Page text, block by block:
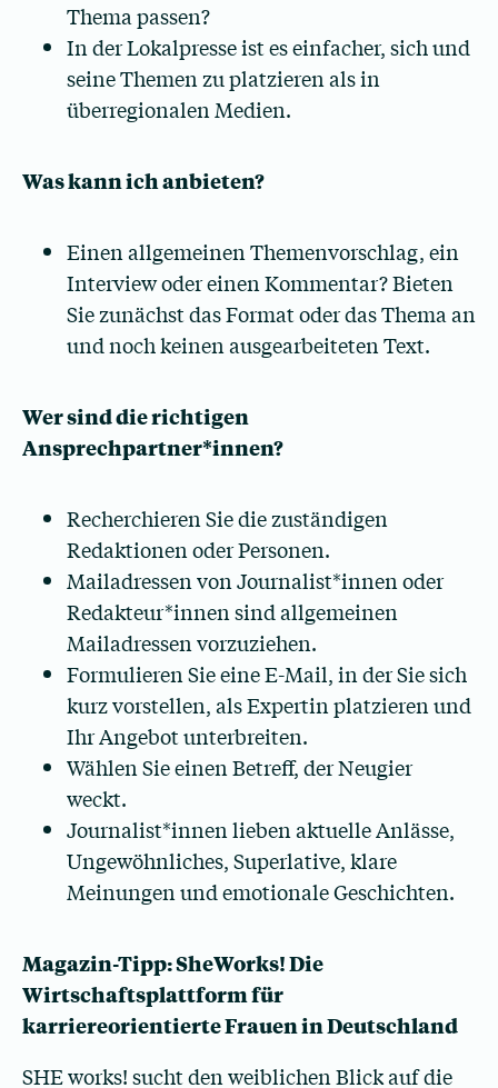
Thema passen?
In der Lokalpresse ist es einfacher, sich und
seine Themen zu platzieren als in
überregionalen Medien.
Was kann ich anbieten?
Einen allgemeinen Themenvorschlag, ein
Interview oder einen Kommentar? Bieten
Sie zunächst das Format oder das Thema an
und noch keinen ausgearbeiteten Text.
Wer sind die richtigen
Ansprechpartner*innen?
Recherchieren Sie die zuständigen
Redaktionen oder Personen.
Mailadressen von Journalist*innen oder
Redakteur*innen sind allgemeinen
Mailadressen vorzuziehen.
Formulieren Sie eine E-Mail, in der Sie sich
kurz vorstellen, als Expertin platzieren und
Ihr Angebot unterbreiten.
Wählen Sie einen Betreff, der Neugier
weckt.
Journalist*innen lieben aktuelle Anlässe,
Ungewöhnliches, Superlative, klare
Meinungen und emotionale Geschichten.
Magazin-Tipp: SheWorks! Die
Wirtschaftsplattform für
karriereorientierte Frauen in Deutschland
SHE works! sucht den weiblichen Blick auf die